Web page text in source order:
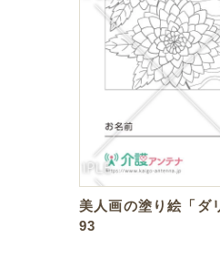
美人画の塗り絵「ダ
93